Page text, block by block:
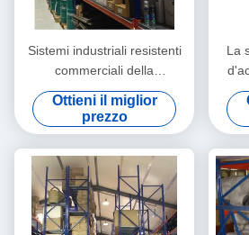
Sistemi industriali resistenti
commerciali della
scaffalatura per il maneggio
del materiale
Ottieni il miglior
prezzo
La
per